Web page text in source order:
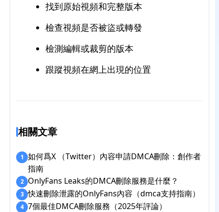
找到原始視頻和完整版本
檢查視頻是否被盜或轉發
檢測編輯或裁剪的版本
跟蹤視頻在網上出現的位置
相關文章
1 如何爲X （Twitter）內容申請DMCA刪除：創作者
指南
2 OnlyFans Leaks的DMCA刪除服務是什麼？
3 快速刪除泄露的OnlyFans內容（dmca支持指南）
4 7個最佳DMCA刪除服務（2025年評論）